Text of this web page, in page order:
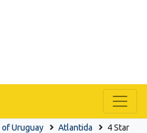
Uruguay Atlantida
4 Star